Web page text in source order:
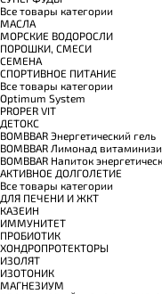
Все товары категории
МАСЛА
МОРСКИЕ ВОДОРОСЛИ
ПОРОШКИ, СМЕСИ
СЕМЕНА
СПОРТИВНОЕ ПИТАНИЕ
Все товары категории
Optimum System
PROPER VIT
ДЕТОКС
BOMBBAR Энергетический гель
BOMBBAR Лимонад
BOMBBAR Напиток
АКТИВНОЕ ДОЛГОЛЕТИЕ
Все товары категории
ДЛЯ ПЕЧЕНИ И ЖКТ
КАЗЕИН
ИММУНИТЕТ
ПРОБИОТИК
ХОНДРОПРОТЕКТОРЫ
ИЗОЛЯТ
ИЗОТОНИК
МАГНЕЗИУМ